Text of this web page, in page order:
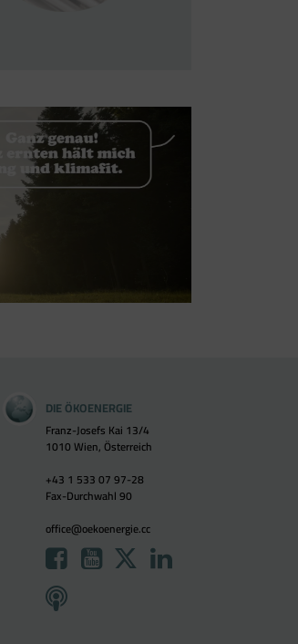
DIE ÖKOENERGIE
Franz-Josefs Kai 13/4
1010 Wien, Österreich
+43 1 533 07 97-28
Fax-Durchwahl 90
office@oekoenergie.cc